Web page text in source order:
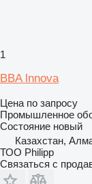
1
BBA lnnova
Цена по запросу
Промышленное
Состояние новый
Казахстан,
ТОО Philipp
Связаться с